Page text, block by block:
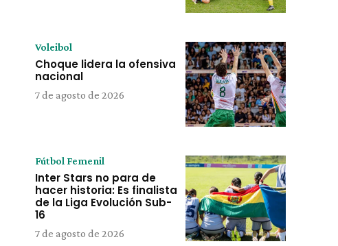
Voleibol
Choque lidera la ofensiva
nacional
7 de agosto de 2026
Fútbol Femenil
Inter Stars no para de
hacer historia: Es finalista
de la Liga Evolución Sub-
16
7 de agosto de 2026